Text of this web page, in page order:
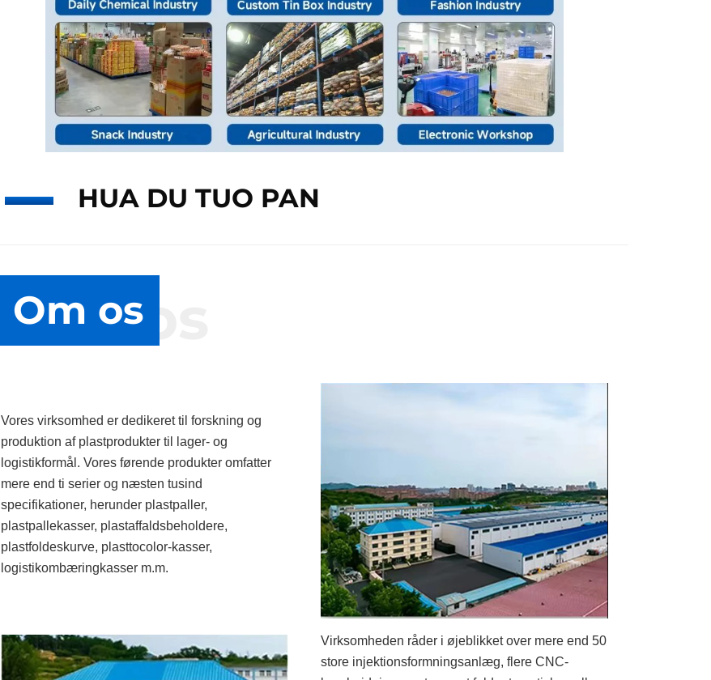
HUA DU TUO PAN
Om os
Om os
Vores virksomhed er dedikeret til forskning og
produktion af plastprodukter til lager- og
logistikformål. Vores førende produkter omfatter
mere end ti serier og næsten tusind
specifikationer, herunder plastpaller,
plastpallekasser, plastaffaldsbeholdere,
plastfoldeskurve, plasttocolor-kasser,
logistikombæringkasser m.m.
Virksomheden råder i øjeblikket over mere end 50
store injektionsformningsanlæg, flere CNC-